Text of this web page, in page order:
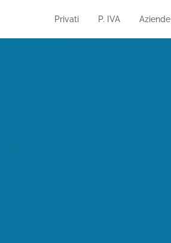
Privati P. IVA Aziende